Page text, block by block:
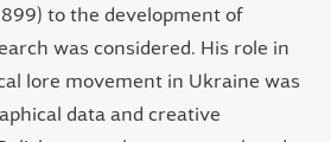
to the development of
was considered. His role in
lore movement in Ukraine was
data and creative